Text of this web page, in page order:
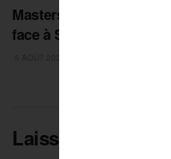
Masters de Pétanque :
face à Suchaud !
Laisser un